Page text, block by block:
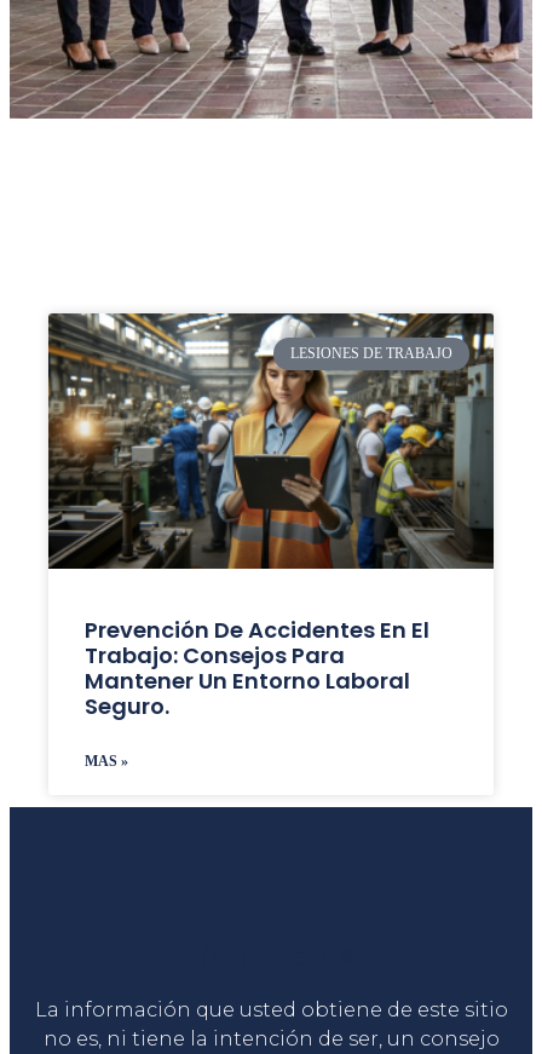
LESIONES DE TRABAJO
Prevención De Accidentes En El
Trabajo: Consejos Para
Mantener Un Entorno Laboral
Seguro.
MAS »
La información que usted obtiene de este sitio
no es, ni tiene la intención de ser, un consejo